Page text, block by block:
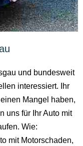
und bundesweit
interessiert. Ihr
Mangel haben,
uns für Ihr Auto mit
Wie:
mit Motorschaden,